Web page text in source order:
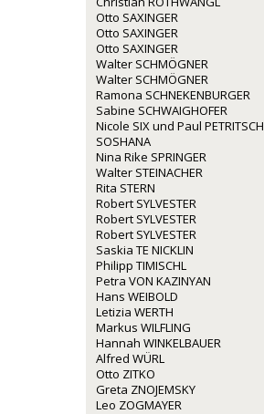
Otto SAXINGER
Otto SAXINGER
Otto SAXINGER
Walter SCHMÖGNER
Walter SCHMÖGNER
Ramona SCHNEKENBURGER
Sabine SCHWAIGHOFER
Nicole SIX und Paul PETRITSCH
SOSHANA
Nina Rike SPRINGER
Walter STEINACHER
Rita STERN
Robert SYLVESTER
Robert SYLVESTER
Robert SYLVESTER
Saskia TE NICKLIN
Philipp TIMISCHL
Petra VON KAZINYAN
Hans WEIBOLD
Letizia WERTH
Markus WILFLING
Hannah WINKELBAUER
Alfred WÜRL
Otto ZITKO
Greta ZNOJEMSKY
Leo ZOGMAYER